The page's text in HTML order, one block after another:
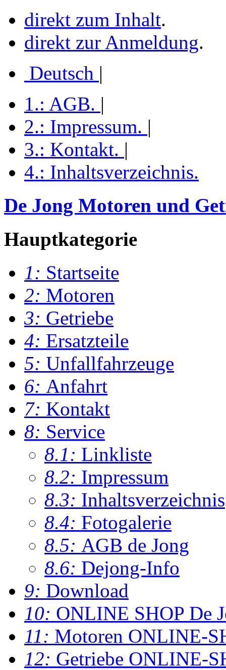
direkt zum Inhalt.
direkt zur Anmeldung.
Deutsch |
1.: AGB. |
2.: Impressum. |
3.: Kontakt. |
4.: Inhaltsverzeichnis.
De Jong Motoren und
Hauptkategorie
1: Startseite
2: Motoren
3: Getriebe
4: Ersatzteile
5: Unfallfahrzeuge
6: Anfahrt
7: Kontakt
8: Service
8.1: Linkliste
8.2: Impressum
8.3: Inhaltsverzeichnis
8.4: Fotogalerie
8.5: AGB de Jong
8.6: Dejong-Info
9: Download
10: ONLINE SHOP De
11: Motoren ONLINE-
12: Getriebe ONLINE-